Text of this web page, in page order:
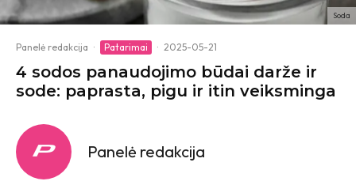
Soda
Panelė redakcija · Patarimai · 2025-05-21
4 sodos panaudojimo būdai darže ir
sode: paprasta, pigu ir itin veiksminga
Panelė redakcija